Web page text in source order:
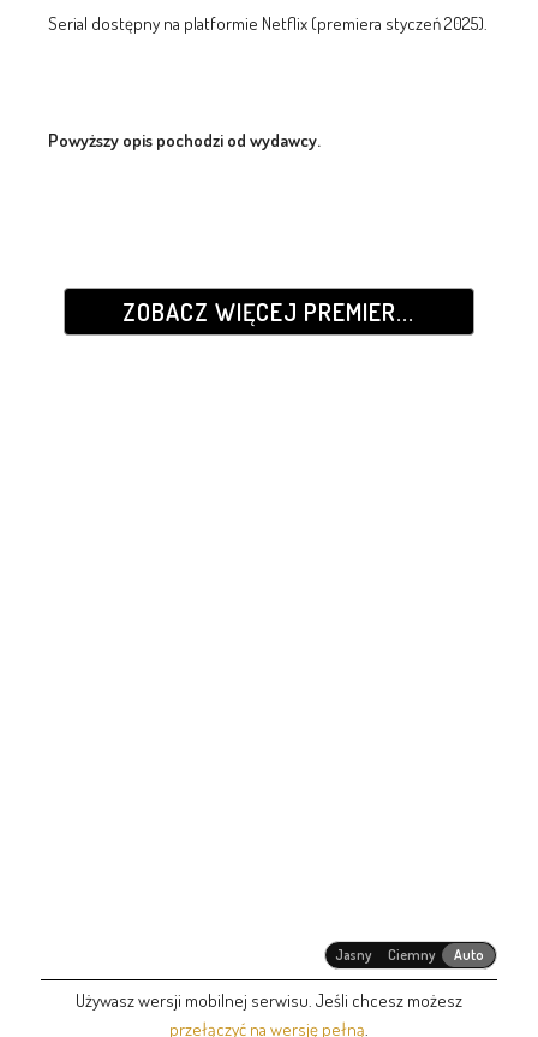
Serial dostępny na platformie Netflix (premiera styczeń 2025).
Powyższy opis pochodzi od wydawcy.
ZOBACZ WIĘCEJ PREMIER...
Jasny Ciemny Auto
Używasz wersji mobilnej serwisu. Jeśli chcesz możesz
przełączyć na wersję pełną